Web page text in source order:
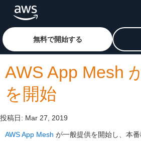
メインコンテンツに移動
アマゾン ウェブ サービスのホ
無料で開始する
AWS App Mesh
を開始
投稿日: Mar 27, 2019
AWS App Mesh が一般提供を開始し、本